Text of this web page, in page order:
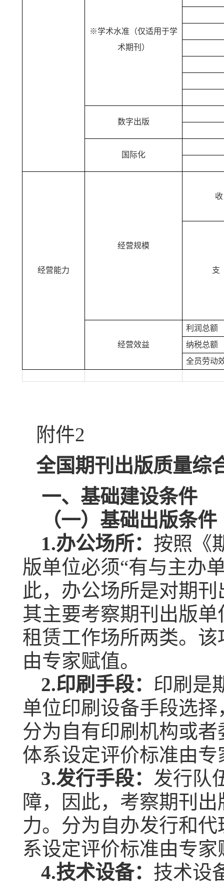
※学术水准（仅适用于学
术期刊）
数字出版
国际化
经营能力
经营规模
支
经营效益
利润总额
纳税总额
全员劳动
附件2
全国期刊出版质量综
一、基础建设条件
（一）基础出版条件
1.办公场所： 按照《
版单位必须“有与主办
此，办公场所是对期
其主要考察期刊出版
租赁工作场所两类。
由专家赋值。
2.印刷手段： 印刷是
单位印刷设备手段选
分为自有印刷机构或
体系设定评价标准由专
3.发行手段： 发行队
障，因此，考察期刊
力。分为自办发行和
系设定评价标准由专家
4.技术设备： 技术设